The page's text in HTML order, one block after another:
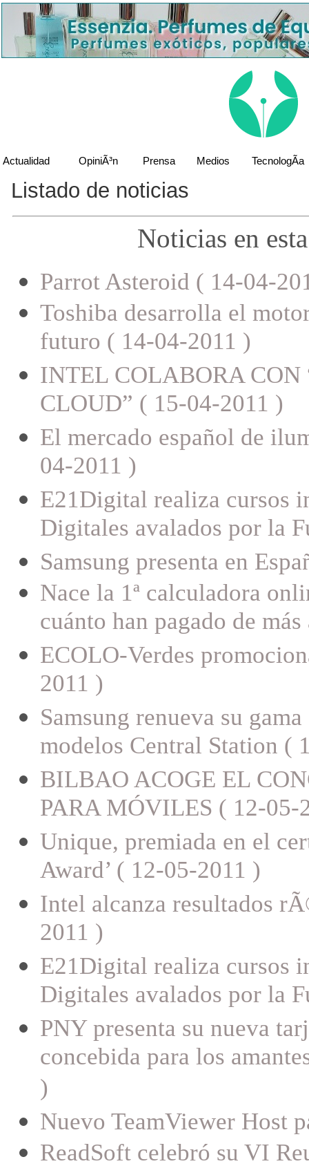
Actualidad OpiniÃ³n Prensa Medios TecnologÃ­a
Listado de noticias
Noticias en
Parrot Asteroid ( 14-04-
Toshiba desarrolla el
futuro ( 14-04-2011 )
INTEL COLABORA CON
CLOUD” ( 15-04-2011 )
El mercado español de
04-2011 )
E21Digital realiza cursos
Digitales avalados por la
Samsung presenta en
Nace la 1ª calculadora
cuánto han pagado de
ECOLO-Verdes
2011 )
Samsung renueva su
modelos Central Station (
BILBAO ACOGE EL
PARA MÓVILES ( 12-05-
Unique, premiada en el
Award’ ( 12-05-2011 )
Intel alcanza resultados
2011 )
E21Digital realiza cursos
Digitales avalados por la
PNY presenta su nueva
concebida para los
)
Nuevo TeamViewer Host
ReadSoft celebró su VI